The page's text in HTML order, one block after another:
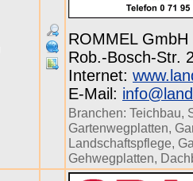
ROMMEL GmbH
Rob.-Bosch-Str.
Internet:
E-Mail:
Branchen: Teichbau,
Gartenwegplatten,
Landschaftspflege,
Gehwegplatten,